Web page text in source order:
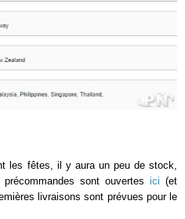
les fêtes, il y aura un peu de stock,
sont ouvertes ici (et
livraisons sont prévues pour le